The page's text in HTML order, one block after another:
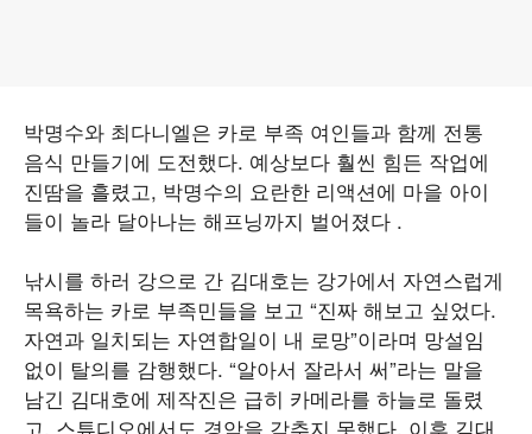
박명수와 최다니엘은 카로 부족 여인들과 함께 전통
음식 만들기에 도전했다. 예상보다 훨씬 힘든 작업에
진땀을 흘렸고, 박명수의 요란한 리액션에 마을 아이
들이 놀라 달아나는 해프닝까지 벌어졌다 .
낚시를 하러 강으로 간 김대호는 강가에서 자연스럽게
목욕하는 카로 부족민들을 보고 “진짜 해보고 싶었다.
자연과 일치되는 자연합일이 내 로망”이라며 망설임
없이 탈의를 감행했다. “알아서 잘라서 써”라는 말을
남긴 김대호에 제작진은 급히 카메라를 하늘로 돌렸
고, 스튜디오에서도 경악을 감추지 못했다. 이후 김대